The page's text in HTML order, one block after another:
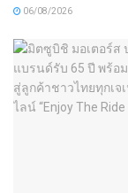
06/08/2026